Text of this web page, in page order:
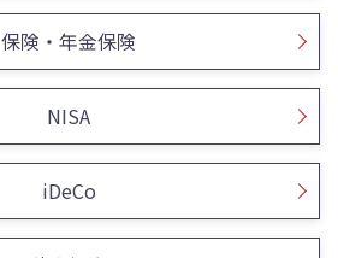
保険・年金保険
NISA
iDeCo